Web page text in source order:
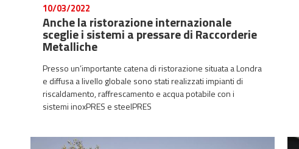
10/03/2022
Anche la ristorazione internazionale
sceglie i sistemi a pressare di Raccorderie
Metalliche
Presso un’importante catena di ristorazione situata a Londra
e diffusa a livello globale sono stati realizzati impianti di
riscaldamento, raffrescamento e acqua potabile con i
sistemi inoxPRES e steelPRES